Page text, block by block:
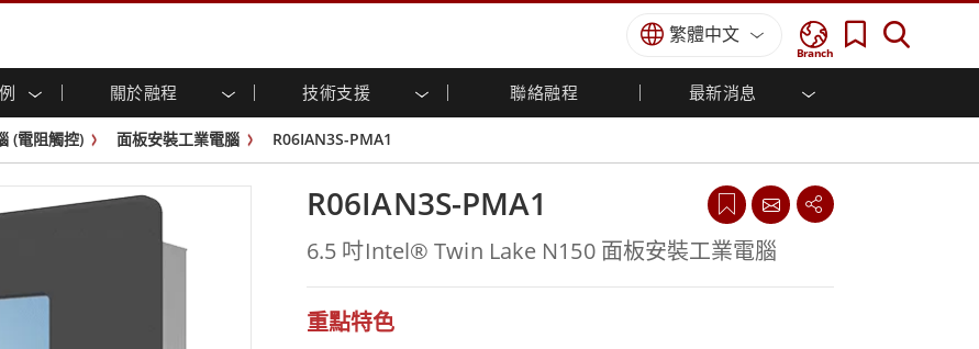
Branch
繁體中文
關於融程 技術支援 聯絡融程 最新消息
示器
(投射電
構
C
不銹鋼系列
戶外顯示器
G-WIN系列 / IP67
後置安裝
工業電腦及人機介面
人機介面 (投射電容觸控)
工業電腦 (投射電容觸控)
工業電腦 (電阻觸控)
不銹鋼系列
G-WIN系列 / IP67設計
防爆等级
長條形數位電子看板
國防等級強固觸控筆記型電腦
國防等級強固型平板電腦
國防等級超強固型平板電腦
國防等級工業電腦
國防等級顯示器 / NVIS 顯示器
國防等級伺服器
慧就緒 能源, 化工, 防爆應用解決方案
輸解決方案 食品藥廠解決方案
船舶解決方案
聯網解決方案 倉儲物流解決方案
軍事國防解決方案
機器人系統解決方案 衛生保健解決方案
綠能減碳解決方案
重工業解決方案
金屬和採礦解決方案
專區 企業永續
區 客戶服務中心
享
活動 產品變更通知
頻道 虛擬實境展會
專業認證／符合標準
(電阻觸控) 面板安裝工業電腦 R06IAN3S-PMA1
R06IAN3S-PMA1
6.5 吋Intel® Twin Lake N150 面板安裝工業電腦
重點特色